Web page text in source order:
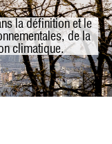
la définition et le
de la
climatique.